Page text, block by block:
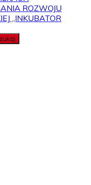
ROZWOJU
„INKUBATOR